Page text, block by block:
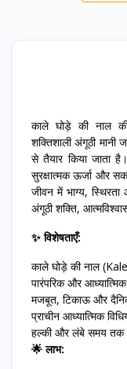
काले घोड़े की नाल
शक्तिशाली अंगूठी
से तैयार किया जाता
सुरक्षात्मक ऊर्जा और
जीवन में भाग्य, स्थिरता
अंगूठी शक्ति,
✨ विशेषताएँ:
काले घोड़े की नाल
पारंपरिक और
मजबूत, टिकाऊ और
प्राचीन आध्यात्मिक
हल्की और लंबे समय तक
🌟 लाभ: